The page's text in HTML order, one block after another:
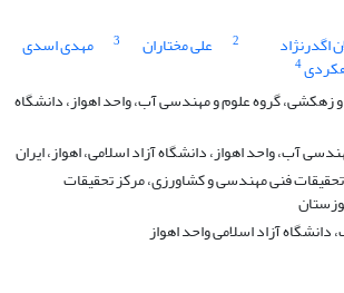
اگدرنژاد 2 علی مختاران 3 مهدی اسدی
4
زهکشی، گروه علوم و مهندسی آب، واحد اهواز، دانشگاه
آب، واحد اهواز، دانشگاه آزاد اسلامی، اهواز، ایران
فنی مهندسی و کشاورزی، مرکز تحقیقات
آزاد اسلامی واحد اهواز